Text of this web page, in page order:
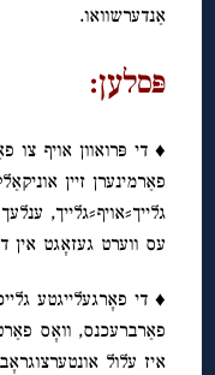
אַנדערשוואו.
פּסלען:
♦ די פּרואוון אויף צו
פאַרמינערן זיין
גלייך⸗אויף⸗גלייך,
עס ווערט געזאָגט אין
♦ די פאָרגעלייגטע
פאַרברעכנס, וואָס
איז עלול